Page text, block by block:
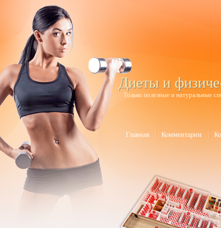
Диеты и
Только полезные и натуральные
Главная Комментарии